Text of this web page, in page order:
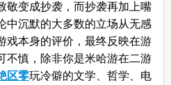
敬变成抄袭，而抄袭再加上嘴
中沉默的大多数的立场从无感
戏本身的评价，最终反映在游
不慎，除非你是米哈游在二游
区零玩冷僻的文学、哲学、电